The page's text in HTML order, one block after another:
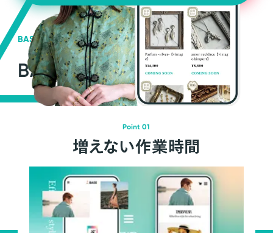
BASEの強み
BASEが強い3つの理由
Point 01
増えない作業時間